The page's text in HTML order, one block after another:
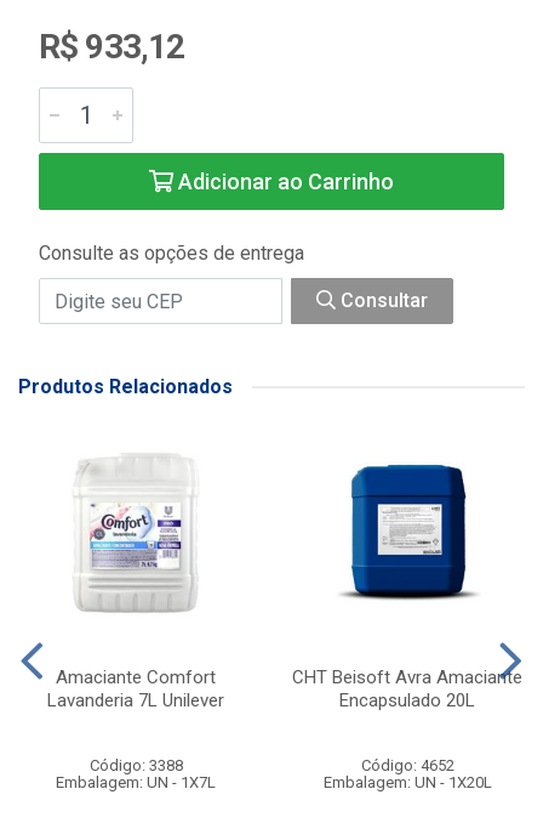
R$ 933,12
Adicionar ao Carrinho
Consulte as opções de entrega
Consultar
Produtos Relacionados
Amaciante Comfort
Lavanderia 7L Unilever
Código: 3388
Embalagem: UN - 1X7L
CHT Beisoft Avra Amaciante
Encapsulado 20L
Código: 4652
Embalagem: UN - 1X20L